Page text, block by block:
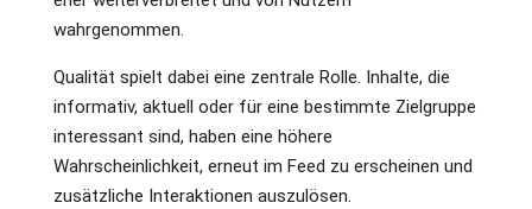
wahrgenommen.
Qualität spielt dabei eine zentrale Rolle. Inhalte, die
informativ, aktuell oder für eine bestimmte Zielgruppe
interessant sind, haben eine höhere
Wahrscheinlichkeit, erneut im Feed zu erscheinen und
zusätzliche Interaktionen auszulösen.